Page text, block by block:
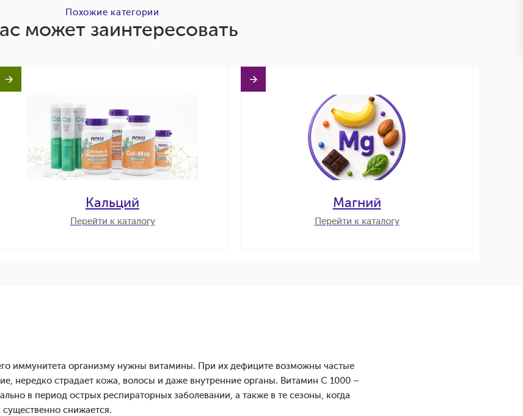
Похожие категории
может заинтересовать
Кальций
Перейти к каталогу
Магний
Перейти к каталогу
иммунитета организму нужны витамины. При их дефиците возможны частые
нередко страдает кожа, волосы и даже внутренние органы. Витамин С 1000 –
в период острых респираторных заболевании, а также в те сезоны, когда
снижается.